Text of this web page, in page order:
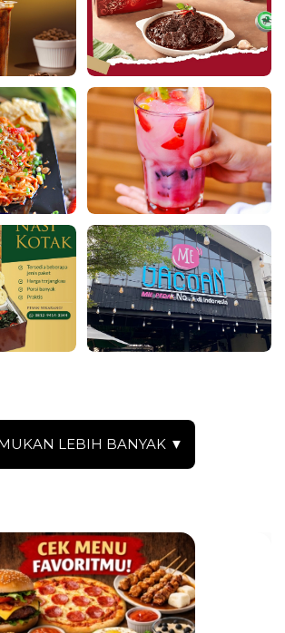
LEBIH BANYAK ▼